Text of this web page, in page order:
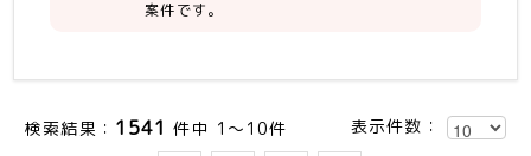
案件です。
検索結果： 1541 件中 1～10件 表示件数：